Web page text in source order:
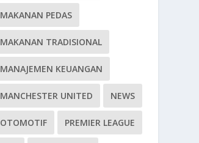
MAKANAN PEDAS
MAKANAN TRADISIONAL
MANAJEMEN KEUANGAN
MANCHESTER UNITED NEWS
OTOMOTIF PREMIER LEAGUE